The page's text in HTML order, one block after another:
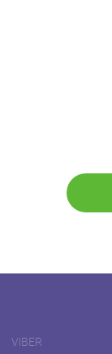
VIBER